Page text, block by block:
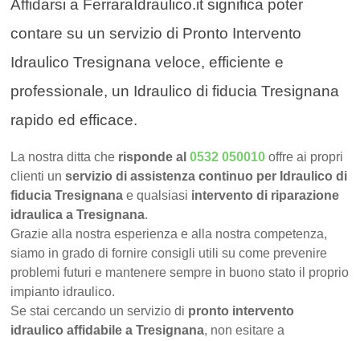
Affidarsi a FerraraIdraulico.it significa poter
contare su un servizio di Pronto Intervento
Idraulico Tresignana veloce, efficiente e
professionale, un Idraulico di fiducia Tresignana
rapido ed efficace.
La nostra ditta che risponde al0532 050010 offre ai propri
clienti unservizio di assistenza continuo per Idraulico di
fiducia Tresignana e qualsiasi intervento di riparazione
idraulica a Tresignana.
Grazie alla nostra esperienza e alla nostra competenza,
siamo in grado di fornire consigli utili su come prevenire
problemi futuri e mantenere sempre in buono stato il proprio
impianto idraulico.
Se stai cercando un servizio di pronto intervento
idraulico affidabile a Tresignana, non esitare a